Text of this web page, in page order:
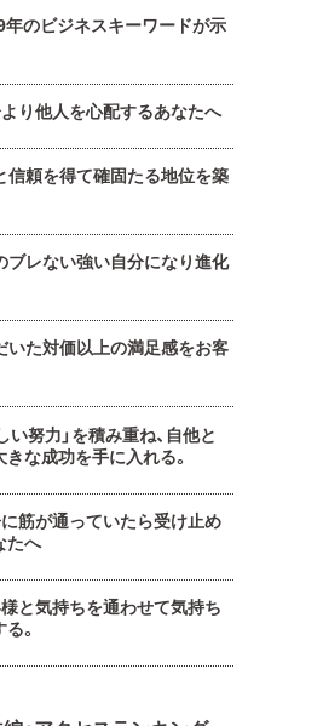
年のビジネスキーワードが示
り他人を心配するあなたへ
信頼を得て確固たる地位を築
ブレない強い自分になり進化
いた対価以上の満足感をお客
い努力」を積み重ね、自他と
な成功を手に入れる。
筋が通っていたら受け止め
たへ
と気持ちを通わせて気持ち
。